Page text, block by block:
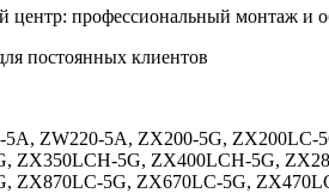
центр: профессиональный монтаж и
постоянных клиентов
5A, ZW220-5A, ZX200-5G,
ZX350LCH-5G, ZX400LCH-5G,
ZX870LC-5G, ZX670LC-5G,